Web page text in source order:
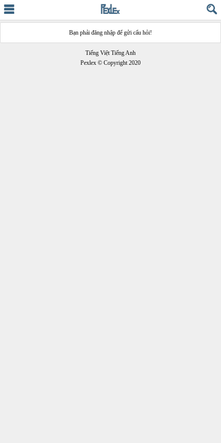
Bạn phải đăng nhập để gửi cẩu hỏi!
Tiếng Việt Tiếng Anh
Pexlex © Copyright 2020